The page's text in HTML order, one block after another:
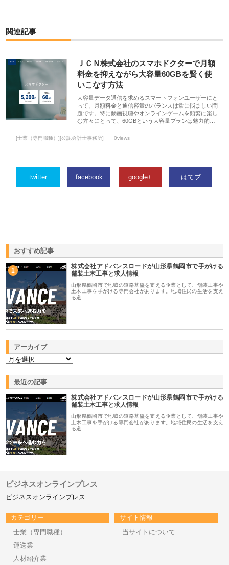
関連記事
ＪＣＮ株式会社のスマホドクターで月額
料金を抑えながら大容量60GBを賢く使
いこなす方法
大容量データ通信を求めるスマートフォンユーザーにと
って、月額料金と通信容量のバランスは常に悩ましい問
題です。特に動画視聴やオンラインゲームを頻繁に楽し
む方々にとって、60GBという大容量プランは魅力的…
[士業（専門職種）][公認会計士事務所] 0views
twitter facebook google+ はてブ
おすすめ記事
1
株式会社アドバンスロードが山形県鶴岡市で手がける
舗装土木工事と求人情報
山形県鶴岡市で地域の道路基盤を支える企業として、舗装工事や
土木工事を手がける専門会社があります。地域住民の生活を支え
る道…
アーカイブ
最近の記事
株式会社アドバンスロードが山形県鶴岡市で手がける
舗装土木工事と求人情報
山形県鶴岡市で地域の道路基盤を支える企業として、舗装工事や
土木工事を手がける専門会社があります。地域住民の生活を支え
る道…
ビジネスオンラインプレス
ビジネスオンラインプレス
カテゴリー
士業（専門職種）
運送業
人材紹介業
サイト情報
当サイトについて